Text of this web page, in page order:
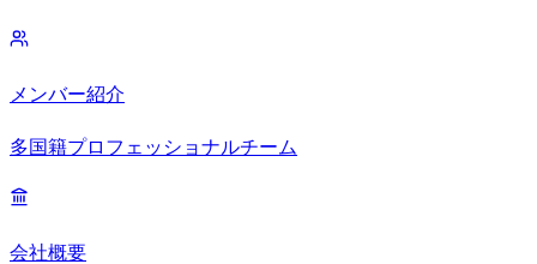
メンバー紹介
多国籍プロフェッショナルチーム
会社概要